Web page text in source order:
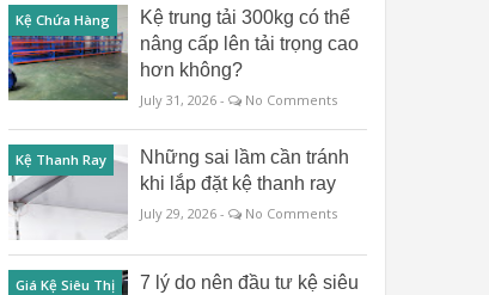
Kệ Chứa Hàng
Kệ trung tải 300kg có thể
nâng cấp lên tải trọng cao
hơn không?
July 31, 2026 - No Comments
Kệ Thanh Ray
Những sai lầm cần tránh
khi lắp đặt kệ thanh ray
July 29, 2026 - No Comments
Giá Kệ Siêu Thị
7 lý do nên đầu tư kệ siêu